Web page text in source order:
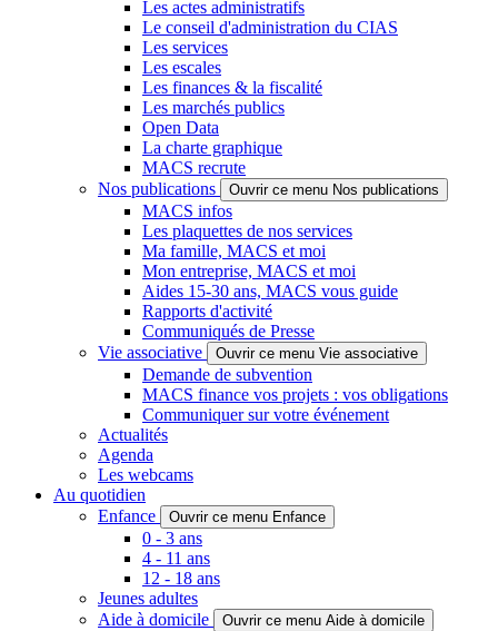
Les actes administratifs
Le conseil d'administration du CIAS
Les services
Les escales
Les finances & la fiscalité
Les marchés publics
Open Data
La charte graphique
MACS recrute
Nos publications
Ouvrir ce menu Nos publications
MACS infos
Les plaquettes de nos services
Ma famille, MACS et moi
Mon entreprise, MACS et moi
Aides 15-30 ans, MACS vous guide
Rapports d'activité
Communiqués de Presse
Vie associative
Ouvrir ce menu Vie associative
Demande de subvention
MACS finance vos projets : vos obligations
Communiquer sur votre événement
Actualités
Agenda
Les webcams
Au quotidien
Enfance
Ouvrir ce menu Enfance
0 - 3 ans
4 - 11 ans
12 - 18 ans
Jeunes adultes
Aide à domicile
Ouvrir ce menu Aide à domicile